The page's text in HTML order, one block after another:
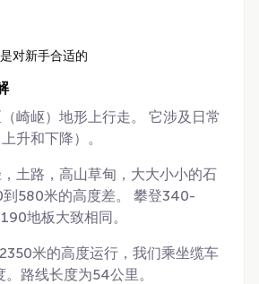
对新手合适的
崎岖）地形上行走。 它涉及日常
升和下降）。
土路，高山草甸，大大小小的石
580米的高度差。 攀登340-
地板大致相同。
米的高度运行，我们乘坐缆车
路线长度为54公里。